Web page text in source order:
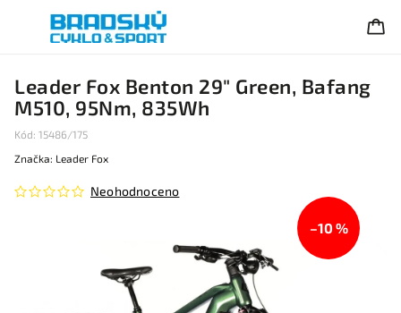
Leader Fox Benton 29" Green, Bafang
M510, 95Nm, 835Wh
Kód: 15486/175
Neohodnoceno
Značka: Leader Fox
–10 %